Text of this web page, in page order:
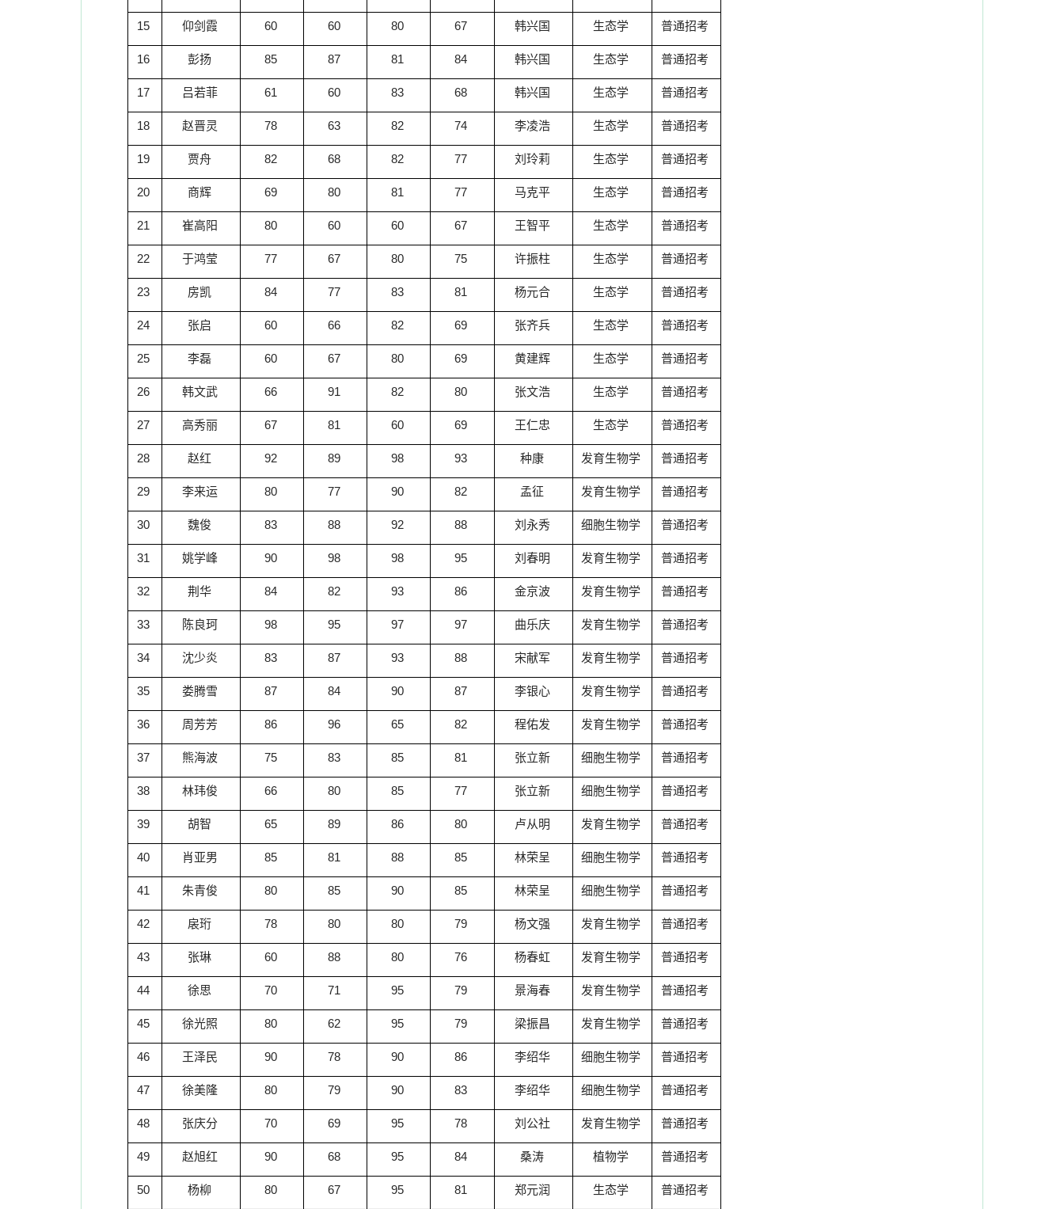
15 仰剑霞 60 60 80 67 韩兴国 生态学 普通招考
16 彭扬 85 87 81 84 韩兴国 生态学 普通招考
17 吕若菲 61 60 83 68 韩兴国 生态学 普通招考
18 赵晋灵 78 63 82 74 李凌浩 生态学 普通招考
19 贾舟 82 68 82 77 刘玲莉 生态学 普通招考
20 商辉 69 80 81 77 马克平 生态学 普通招考
21 崔高阳 80 60 60 67 王智平 生态学 普通招考
22 于鸿莹 77 67 80 75 许振柱 生态学 普通招考
23 房凯 84 77 83 81 杨元合 生态学 普通招考
24 张启 60 66 82 69 张齐兵 生态学 普通招考
25 李磊 60 67 80 69 黄建辉 生态学 普通招考
26 韩文武 66 91 82 80 张文浩 生态学 普通招考
27 高秀丽 67 81 60 69 王仁忠 生态学 普通招考
28 赵红 92 89 98 93 种康 发育生物学 普通招考
29 李来运 80 77 90 82 孟征 发育生物学 普通招考
30 魏俊 83 88 92 88 刘永秀 细胞生物学 普通招考
31 姚学峰 90 98 98 95 刘春明 发育生物学 普通招考
32 荆华 84 82 93 86 金京波 发育生物学 普通招考
33 陈良珂 98 95 97 97 曲乐庆 发育生物学 普通招考
34 沈少炎 83 87 93 88 宋献军 发育生物学 普通招考
35 娄腾雪 87 84 90 87 李银心 发育生物学 普通招考
36 周芳芳 86 96 65 82 程佑发 发育生物学 普通招考
37 熊海波 75 83 85 81 张立新 细胞生物学 普通招考
38 林玮俊 66 80 85 77 张立新 细胞生物学 普通招考
39 胡智 65 89 86 80 卢从明 发育生物学 普通招考
40 肖亚男 85 81 88 85 林荣呈 细胞生物学 普通招考
41 朱青俊 80 85 90 85 林荣呈 细胞生物学 普通招考
42 扆珩 78 80 80 79 杨文强 发育生物学 普通招考
43 张琳 60 88 80 76 杨春虹 发育生物学 普通招考
44 徐思 70 71 95 79 景海春 发育生物学 普通招考
45 徐光照 80 62 95 79 梁振昌 发育生物学 普通招考
46 王泽民 90 78 90 86 李绍华 细胞生物学 普通招考
47 徐美隆 80 79 90 83 李绍华 细胞生物学 普通招考
48 张庆分 70 69 95 78 刘公社 发育生物学 普通招考
49 赵旭红 90 68 95 84 桑涛 植物学 普通招考
50 杨柳 80 67 95 81 郑元润 生态学 普通招考